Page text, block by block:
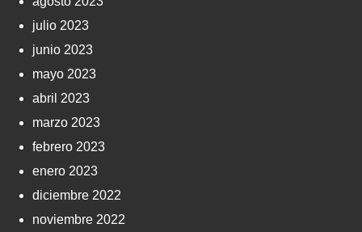
julio 2023
junio 2023
mayo 2023
abril 2023
marzo 2023
febrero 2023
enero 2023
diciembre 2022
noviembre 2022